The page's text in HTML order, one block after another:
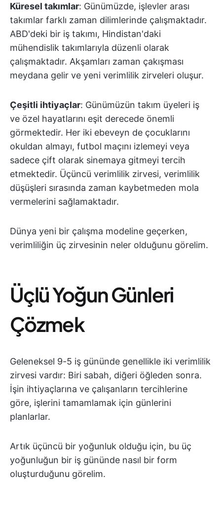
Küresel takımlar: Günümüzde, işlevler arası
takımlar farklı zaman dilimlerinde çalışmaktadır.
ABD'deki bir iş takımı, Hindistan'daki
mühendislik takımlarıyla düzenli olarak
çalışmaktadır. Akşamları zaman çakışması
meydana gelir ve yeni verimlilik zirveleri oluşur.
Çeşitli ihtiyaçlar: Günümüzün takım üyeleri iş
ve özel hayatlarını eşit derecede önemli
görmektedir. Her iki ebeveyn de çocuklarını
okuldan almayı, futbol maçını izlemeyi veya
sadece çift olarak sinemaya gitmeyi tercih
etmektedir. Üçüncü verimlilik zirvesi, verimlilik
düşüşleri sırasında zaman kaybetmeden mola
vermelerini sağlamaktadır.
Dünya yeni bir çalışma modeline geçerken,
verimliliğin üç zirvesinin neler olduğunu görelim.
Üçlü Yoğun Günleri
Çözmek
Geleneksel 9-5 iş gününde genellikle iki verimlilik
zirvesi vardır: Biri sabah, diğeri öğleden sonra.
İşin ihtiyaçlarına ve çalışanların tercihlerine
göre, işlerini tamamlamak için günlerini
planlarlar.
Artık üçüncü bir yoğunluk olduğu için, bu üç
yoğunluğun bir iş gününde nasıl bir form
oluşturduğunu görelim.